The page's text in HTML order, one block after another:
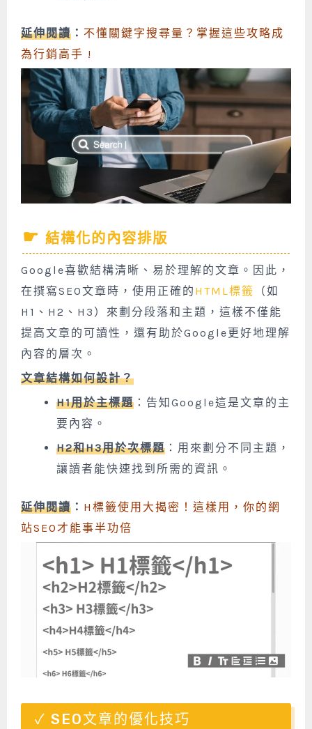
延伸閱讀 ： 不懂關鍵字搜尋量？掌握這些攻略成
為行銷高手 !
結構化的內容排版
Google喜歡結構清晰、易於理解的文章。因此，
在撰寫SEO文章時，使用正確的 HTML標籤
（如
H1、H2、H3）來劃分段落和主題，這樣不僅能
提高文章的可讀性，還有助於Google更好地理解
內容的層次。
文章結構如何設計？
H1用於主標題 ：告知Google這是文章的主
要內容。
H2和H3用於次標題 ：用來劃分不同主題，
讓讀者能快速找到所需的資訊。
延伸閱讀 ： H標籤使用大揭密！這樣用，你的網
站SEO才能事半功倍
SEO文章的優化技巧